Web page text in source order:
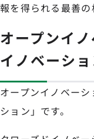
報を得られる最善の
オープンイ
イノベーシ
オープンイノベー
ション」です。